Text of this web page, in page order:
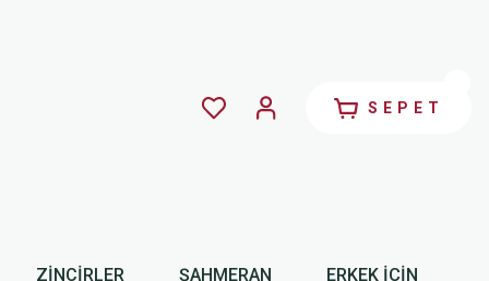
SEPET
ZİNCİRLER ŞAHMERAN ERKEK İÇİN